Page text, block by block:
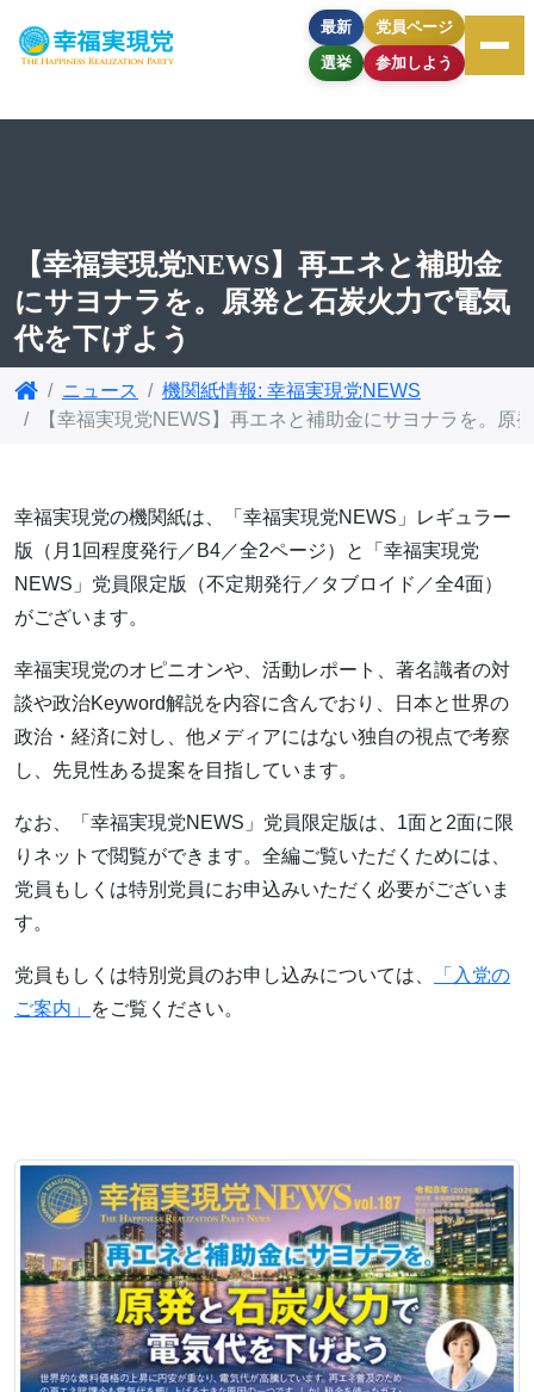
最新
選挙
党員ページ
参加しよう
【幸福実現党NEWS】再エネと補助金
にサヨナラを。原発と石炭火力で電気
代を下げよう
ニュース
機関紙情報: 幸福実現党NEWS
【幸福実現党NEWS】再エネと補助金にサヨナラを。原
幸福実現党の機関紙は、「幸福実現党NEWS」レギュラー
版（月1回程度発行／B4／全2ページ）と「幸福実現党
NEWS」党員限定版（不定期発行／タブロイド／全4面）
がございます。
幸福実現党のオピニオンや、活動レポート、著名識者の対
談や政治Keyword解説を内容に含んでおり、日本と世界の
政治・経済に対し、他メディアにはない独自の視点で考察
し、先見性ある提案を目指しています。
なお、「幸福実現党NEWS」党員限定版は、1面と2面に限
りネットで閲覧ができます。全編ご覧いただくためには、
党員もしくは特別党員にお申込みいただく必要がございま
す。
党員もしくは特別党員のお申し込みについては、
「入党の
ご案内」
をご覧ください。